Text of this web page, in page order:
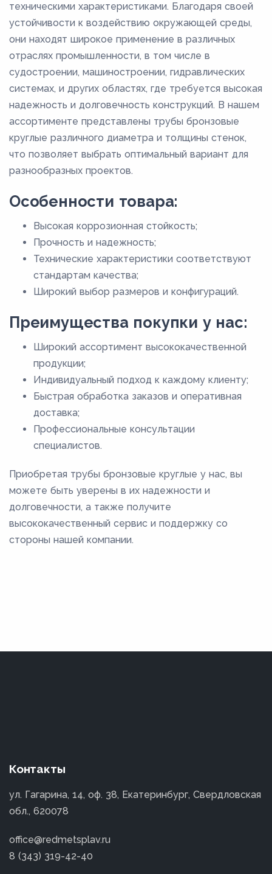
техническими характеристиками. Благодаря своей
устойчивости к воздействию окружающей среды,
они находят широкое применение в различных
отраслях промышленности, в том числе в
судостроении, машиностроении, гидравлических
системах, и других областях, где требуется высокая
надежность и долговечность конструкций. В нашем
ассортименте представлены трубы бронзовые
круглые различного диаметра и толщины стенок,
что позволяет выбрать оптимальный вариант для
разнообразных проектов.
Особенности товара:
Высокая коррозионная стойкость;
Прочность и надежность;
Технические характеристики соответствуют
стандартам качества;
Широкий выбор размеров и конфигураций.
Преимущества покупки у нас:
Широкий ассортимент высококачественной
продукции;
Индивидуальный подход к каждому клиенту;
Быстрая обработка заказов и оперативная
доставка;
Профессиональные консультации
специалистов.
Приобретая трубы бронзовые круглые у нас, вы
можете быть уверены в их надежности и
долговечности, а также получите
высококачественный сервис и поддержку со
стороны нашей компании.
Контакты
ул. Гагарина, 14, оф. 38, Екатеринбург, Свердловская
обл., 620078
office@redmetsplav.ru
8 (343) 319-42-40